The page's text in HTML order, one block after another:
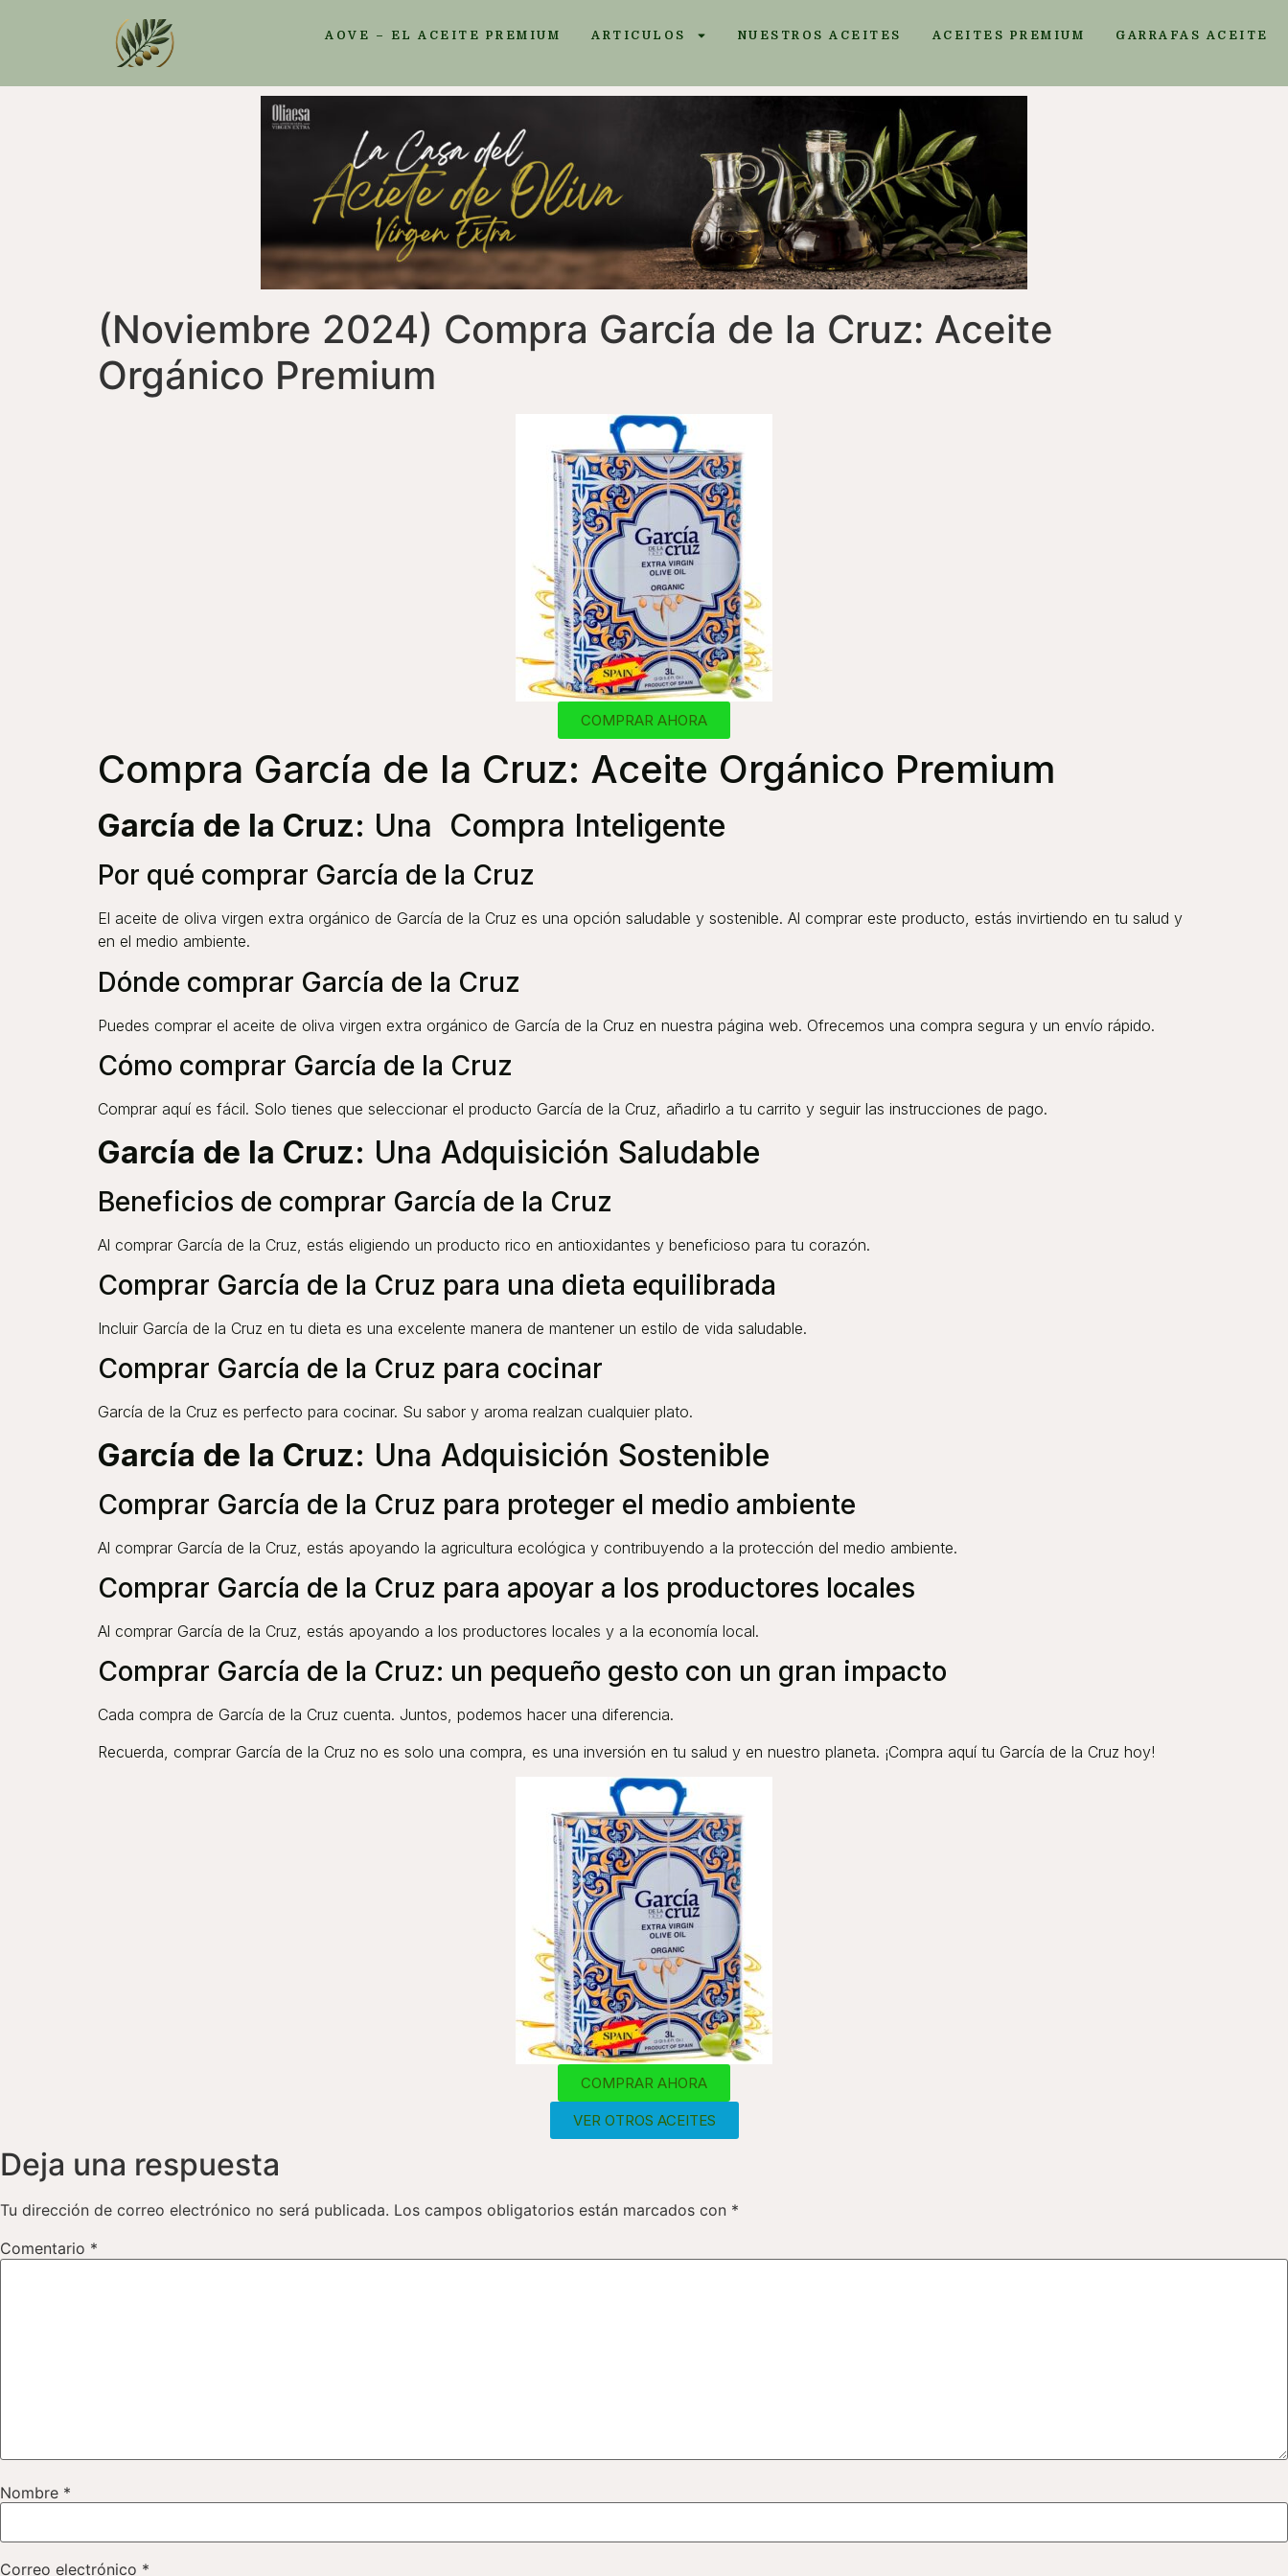
AOVE – EL ACEITE PREMIUM ARTICULOS NUESTROS ACEITES ACEITES PREMIUM GARRAFAS ACEITE
(Noviembre 2024) Compra García de la Cruz: Aceite
Orgánico Premium
COMPRAR AHORA
Compra García de la Cruz: Aceite Orgánico Premium
García de la Cruz: Una Compra Inteligente
Por qué comprar García de la Cruz
El aceite de oliva virgen extra orgánico de García de la Cruz es una opción saludable y sostenible. Al comprar este producto, estás invirtiendo en tu salud y
en el medio ambiente.
Dónde comprar García de la Cruz
Puedes comprar el aceite de oliva virgen extra orgánico de García de la Cruz en nuestra página web. Ofrecemos una compra segura y un envío rápido.
Cómo comprar García de la Cruz
Comprar aquí es fácil. Solo tienes que seleccionar el producto García de la Cruz, añadirlo a tu carrito y seguir las instrucciones de pago.
García de la Cruz: Una Adquisición Saludable
Beneficios de comprar García de la Cruz
Al comprar García de la Cruz, estás eligiendo un producto rico en antioxidantes y beneficioso para tu corazón.
Comprar García de la Cruz para una dieta equilibrada
Incluir García de la Cruz en tu dieta es una excelente manera de mantener un estilo de vida saludable.
Comprar García de la Cruz para cocinar
García de la Cruz es perfecto para cocinar. Su sabor y aroma realzan cualquier plato.
García de la Cruz: Una Adquisición Sostenible
Comprar García de la Cruz para proteger el medio ambiente
Al comprar García de la Cruz, estás apoyando la agricultura ecológica y contribuyendo a la protección del medio ambiente.
Comprar García de la Cruz para apoyar a los productores locales
Al comprar García de la Cruz, estás apoyando a los productores locales y a la economía local.
Comprar García de la Cruz: un pequeño gesto con un gran impacto
Cada compra de García de la Cruz cuenta. Juntos, podemos hacer una diferencia.
Recuerda, comprar García de la Cruz no es solo una compra, es una inversión en tu salud y en nuestro planeta. ¡Compra aquí tu García de la Cruz hoy!
COMPRAR AHORA
VER OTROS ACEITES
Deja una respuesta
Tu dirección de correo electrónico no será publicada. Los campos obligatorios están marcados con *
Comentario *
Nombre *
Correo electrónico *